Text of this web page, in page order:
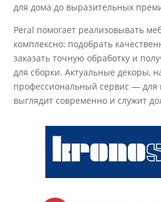
для дома до выразительных
Peral помогает реализовывать
комплексно: подобрать
заказать точную обработку и
для сборки. Актуальные декоры,
профессиональный сервис — для
выглядит современно и служит